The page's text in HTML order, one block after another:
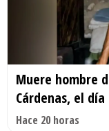
Muere hombre
Cárdenas, el
Hace 20 horas